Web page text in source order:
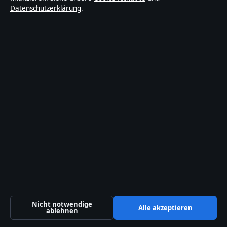
Datenschutzerklärung.
Nicht notwendige
ablehnen Alle akzeptieren